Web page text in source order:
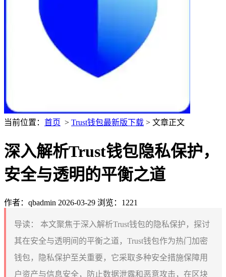
当前位置： 首页 > Trust钱包最新版下载 > 文章正文
深入解析Trust钱包隐私保护，
安全与透明的平衡之道
作者：qbadmin 2026-03-29 浏览：1221
导读：
本文聚焦于深入解析Trust钱包的隐私保护，探讨
其在安全与透明间的平衡之道，Trust钱包作为热门加密
钱包，隐私保护至关重要，它采取多种安全措施保障用
户资产与信息安全，防止数据泄露和恶意攻击，在区块